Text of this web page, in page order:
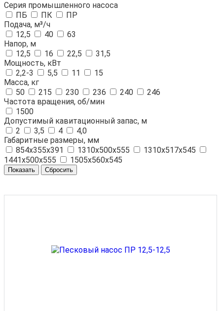
Серия промышленного насоса
ПБ
ПК
ПР
Подача, м³/ч
12,5
40
63
Напор, м
12,5
16 22,5
31,5
Мощность, кВт
2,2-3
5,5 11
15
Масса, кг
50
215 230 236 240
246
Частота вращения, об/мин
1500
Допустимый кавитационный запас, м
2
3,5 4
4,0
Габаритные размеры, мм
854x355x391
1310x500x555
1310x517x545
1441x500x555
1505x560x545